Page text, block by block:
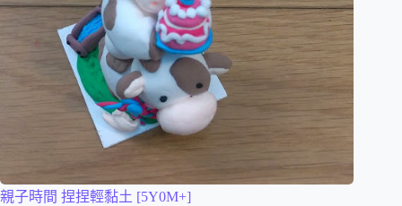
親子時間 捏捏輕黏土 [5Y0M+]